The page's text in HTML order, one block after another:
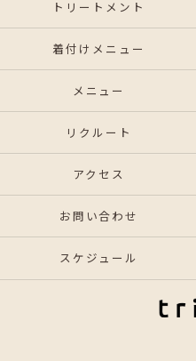
トリートメント
着付けメニュー
メニュー
リクルート
アクセス
お問い合わせ
スケジュール